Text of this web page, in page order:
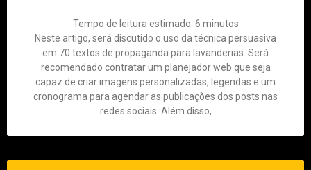
Tempo de leitura estimado: 6 minutos
Neste artigo, será discutido o uso da técnica persuasiva
em 70 textos de propaganda para lavanderias. Será
recomendado contratar um planejador web que seja
capaz de criar imagens personalizadas, legendas e um
cronograma para agendar as publicações dos posts nas
redes sociais. Além disso,